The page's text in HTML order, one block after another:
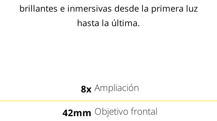
brillantes e inmersivas desde la primera luz
hasta la última.
8x Ampliación
42mm Objetivo frontal